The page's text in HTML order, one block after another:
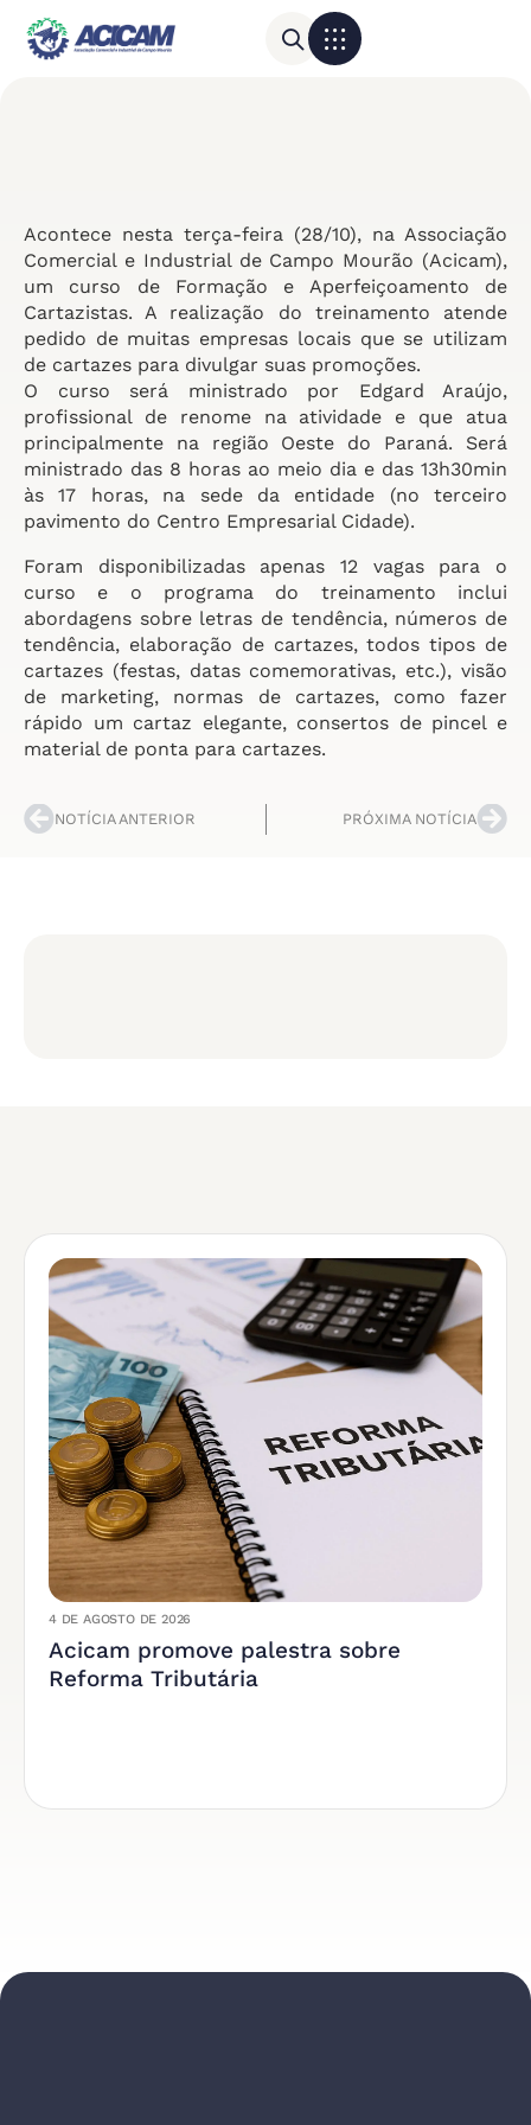
Acontece nesta terça-feira (28/10), na Associação
Comercial e Industrial de Campo Mourão (Acicam),
um curso de Formação e Aperfeiçoamento de
Cartazistas. A realização do treinamento atende
pedido de muitas empresas locais que se utilizam
de cartazes para divulgar suas promoções.
O curso será ministrado por Edgard Araújo,
profissional de renome na atividade e que atua
principalmente na região Oeste do Paraná. Será
ministrado das 8 horas ao meio dia e das 13h30min
às 17 horas, na sede da entidade (no terceiro
pavimento do Centro Empresarial Cidade).
Foram disponibilizadas apenas 12 vagas para o
curso e o programa do treinamento inclui
abordagens sobre letras de tendência, números de
tendência, elaboração de cartazes, todos tipos de
cartazes (festas, datas comemorativas, etc.), visão
de marketing, normas de cartazes, como fazer
rápido um cartaz elegante, consertos de pincel e
material de ponta para cartazes.
NOTÍCIA ANTERIOR PRÓXIMA NOTÍCIA
4 DE AGOSTO DE 2026
Acicam promove palestra sobre
Reforma Tributária